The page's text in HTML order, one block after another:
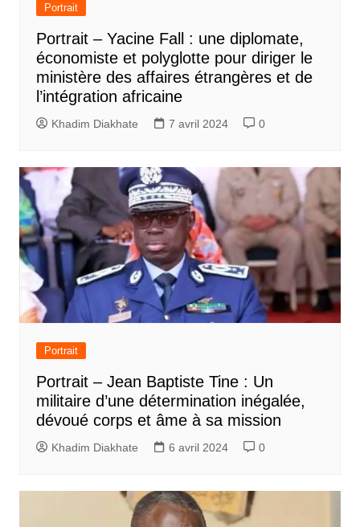
Portrait
Portrait – Yacine Fall : une diplomate,
économiste et polyglotte pour diriger le
ministère des affaires étrangères et de
l’intégration africaine
Khadim Diakhate 7 avril 2024 0
Portrait
Portrait – Jean Baptiste Tine : Un
militaire d’une détermination inégalée,
dévoué corps et âme à sa mission
Khadim Diakhate 6 avril 2024 0